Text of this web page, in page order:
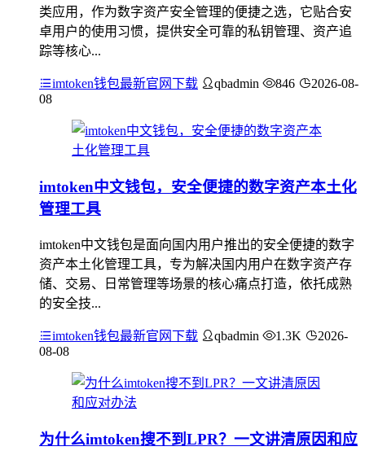
类应用，作为数字资产安全管理的便捷之选，它贴合安
卓用户的使用习惯，提供安全可靠的私钥管理、资产追
踪等核心...
imtoken钱包最新官网下载 qbadmin 846
2026-08-
08
imtoken中文钱包，安全便捷的数字资产本土化
管理工具
imtoken中文钱包是面向国内用户推出的安全便捷的数字
资产本土化管理工具，专为解决国内用户在数字资产存
储、交易、日常管理等场景的核心痛点打造，依托成熟
的安全技...
imtoken钱包最新官网下载 qbadmin 1.3K
2026-
08-08
为什么imtoken搜不到LPR？一文讲清原因和应